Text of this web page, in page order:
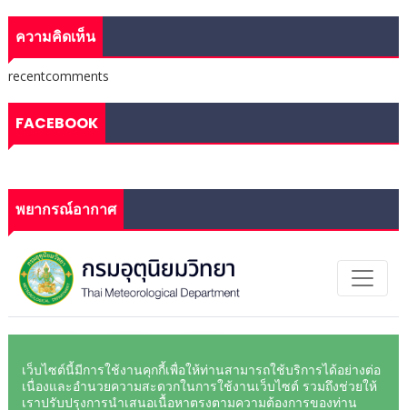
ความคิดเห็น
recentcomments
FACEBOOK
พยากรณ์อากาศ